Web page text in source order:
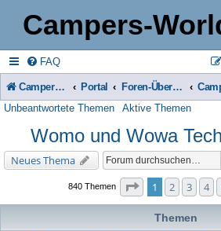
Campers-
FAQ
Campers-World-Forum Portal Foren-Übersicht
Unbeantwortete Themen Aktive Themen
Womo und Wowa
Neues Thema
840 Themen Seite von
1 2 3 4
Themen